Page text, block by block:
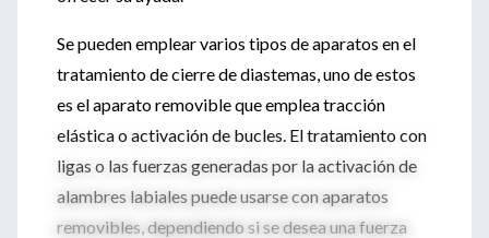
Se pueden emplear varios tipos de aparatos en el
tratamiento de cierre de diastemas, uno de estos
es el aparato removible que emplea tracción
elástica o activación de bucles. El tratamiento con
ligas o las fuerzas generadas por la activación de
alambres labiales puede usarse con aparatos
removibles, dependiendo si se desea una fuerza